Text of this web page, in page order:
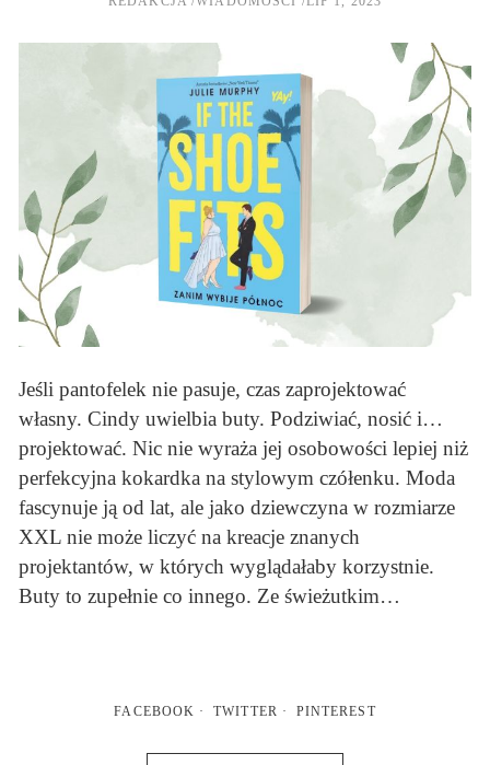
Jeśli pantofelek nie pasuje, czas zaprojektować
własny. Cindy uwielbia buty. Podziwiać, nosić i…
projektować. Nic nie wyraża jej osobowości lepiej niż
perfekcyjna kokardka na stylowym czółenku. Moda
fascynuje ją od lat, ale jako dziewczyna w rozmiarze
XXL nie może liczyć na kreacje znanych
projektantów, w których wyglądałaby korzystnie.
Buty to zupełnie co innego. Ze świeżutkim…
FACEBOOK TWITTER PINTEREST